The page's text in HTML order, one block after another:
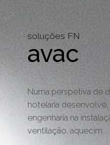
soluções FN
avac
Numa perspetiva de
hotelaria
engenharia na
ventilação, aquecim...